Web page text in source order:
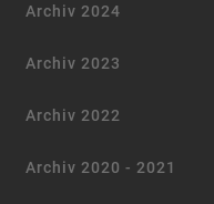
Archiv 2024
Archiv 2023
Archiv 2022
Archiv 2020 - 2021